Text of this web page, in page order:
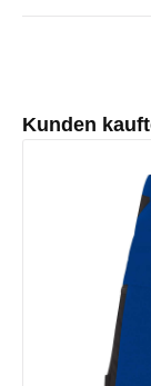
Produktgalerie
Kunden